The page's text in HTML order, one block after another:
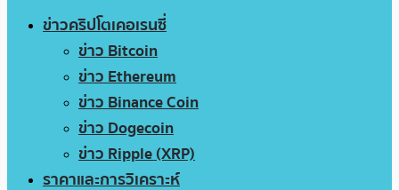
ข่าวคริปโตเคอเรนซี่
ข่าว Bitcoin
ข่าว Ethereum
ข่าว Binance Coin
ข่าว Dogecoin
ข่าว Ripple (XRP)
ราคาและการวิเคราะห์